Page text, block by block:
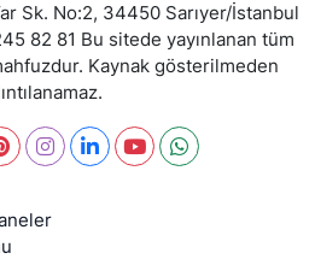
Sk. No:2, 34450 Sarıyer/İstanbul
82 81 Bu sitede yayınlanan tüm
Kaynak gösterilmeden